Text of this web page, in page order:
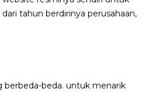
tahun berdirinya perusahaan,
berbeda-beda. untuk menarik